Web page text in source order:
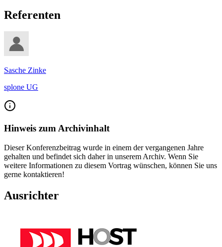
Referenten
Sasche Zinke
splone UG
Hinweis zum Archivinhalt
Dieser Konferenzbeitrag wurde in einem der vergangenen Jahre
gehalten und befindet sich daher in unserem Archiv. Wenn Sie
weitere Informationen zu diesem Vortrag wünschen, können Sie uns
gerne kontaktieren!
Ausrichter